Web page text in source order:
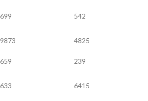
699 542
9873
659
4825
239
633 6415